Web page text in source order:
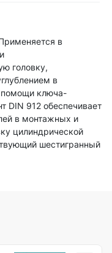
в
головку,
в
помощи ключа-
DIN 912 обеспечивает
в монтажных и
цилиндрической
шестигранный